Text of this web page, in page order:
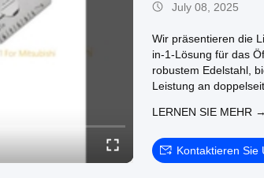
July 08, 2025
Wir präsentieren die
in-1-Lösung für das
robustem Edelstahl,
Leistung an
Kartons. Steigern Sie
LERNEN SIE MEHR →
Kontaktieren Sie